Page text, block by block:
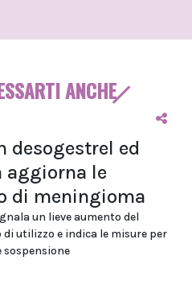
ANCHE
desogestrel ed
aggiorna le
di meningioma
un lieve aumento del
utilizzo e indica le misure per